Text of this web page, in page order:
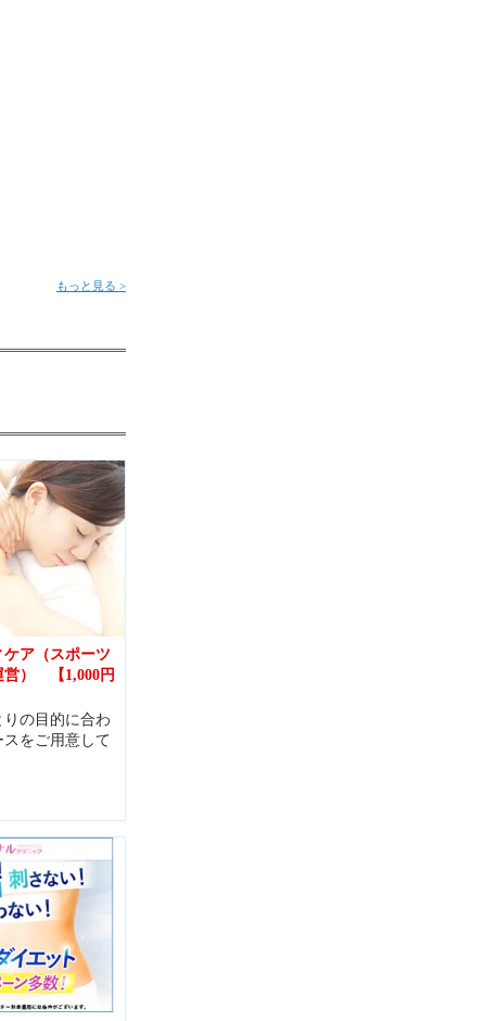
もっと見る >
ア（スポーツ
営） 【1,000円
の目的に合わ
をご用意して